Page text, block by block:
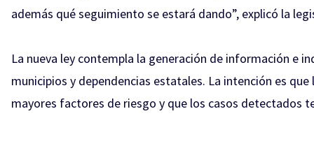
además qué seguimiento se estará dando”, explicó la
La nueva ley contempla la generación de información e
municipios y dependencias estatales. La intención es
mayores factores de riesgo y que los casos detectados